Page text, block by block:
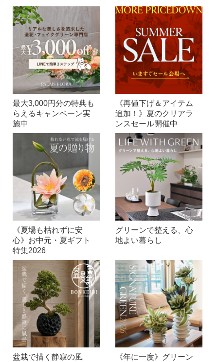
最大3,000円分の特典も
らえるキャンペーン実
施中
《再値下げ＆アイテム
追加！》夏のクリアラ
ンスセール開催中
《夏場も枯れずに安
心》お中元・夏ギフト
特集2026
グリーンで整える、心
地よい暮らし
盆栽で描く静寂の風
《年に一度》グリーン